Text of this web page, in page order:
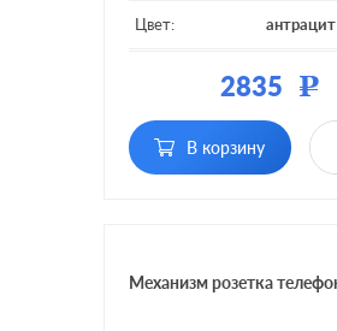
Цвет:
разъема:
RJ45
2835 Р
В корзину
Механизм розетка